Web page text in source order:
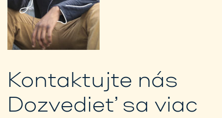
Kontaktujte nás
Dozvedieť sa viac